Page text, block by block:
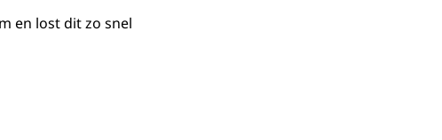
en lost dit zo snel